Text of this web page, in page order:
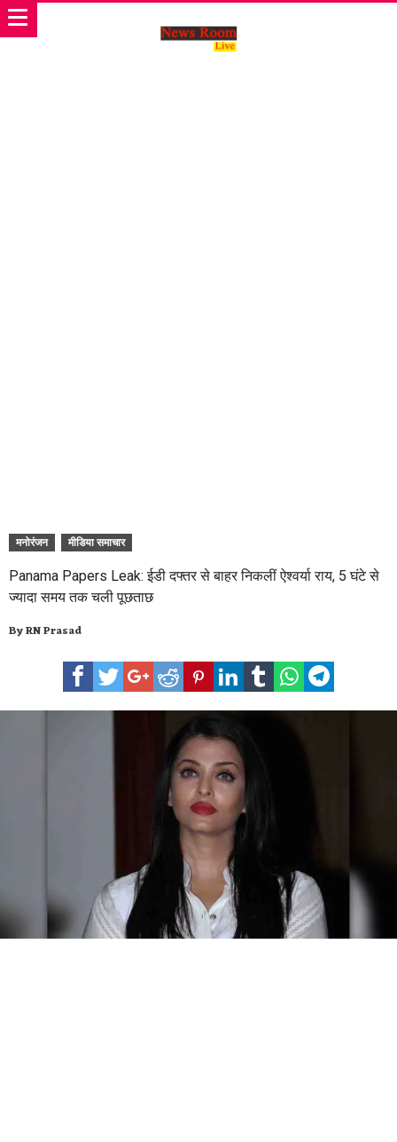
मनोरंजन मीडिया समाचार
Panama Papers Leak: ईडी दफ्तर से बाहर निकलीं ऐश्वर्या राय, 5 घंटे से
ज्यादा समय तक चली पूछताछ
ByRN Prasad